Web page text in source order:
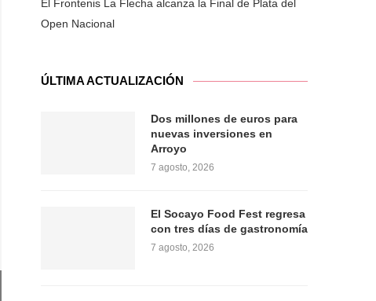
El Frontenis La Flecha alcanza la Final de Plata del
Open Nacional
ÚLTIMA ACTUALIZACIÓN
Dos millones de euros para
nuevas inversiones en
Arroyo
7 agosto, 2026
El Socayo Food Fest regresa
con tres días de gastronomía
7 agosto, 2026